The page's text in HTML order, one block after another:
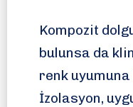
Kompozit
bulunsa da
renk
İzolasyon,